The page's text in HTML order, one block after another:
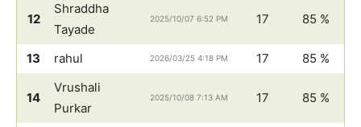
12
Shraddha
Tayade
2025/10/07 6:52 PM 17 85 %
13 rahul 2026/03/25 4:18 PM 17 85 %
14
Vrushali
Purkar
2025/10/08 7:13 AM 17 85 %